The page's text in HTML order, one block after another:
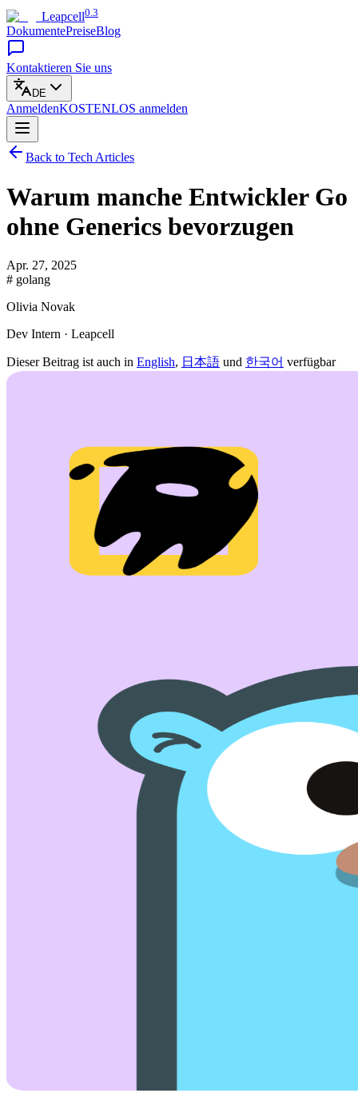
Leapcell0.3
DokumentePreiseBlog
Kontaktieren Sie uns
DE
AnmeldenKOSTENLOS anmelden
Back to Tech Articles
Warum manche Entwickler Go
ohne Generics bevorzugen
Apr. 27, 2025
# golang
Olivia Novak
Dev Intern · Leapcell
Dieser Beitrag ist auch in English, 日本語 und 한국어 verfügbar